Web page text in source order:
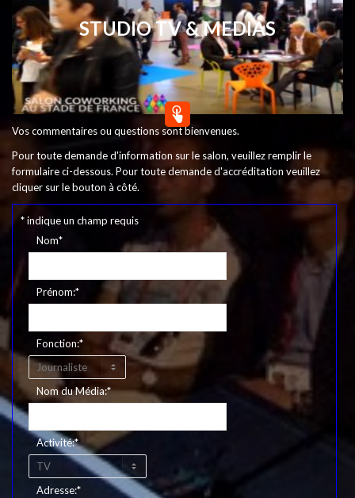
STUDIO TV & MEDIAS
Vos commentaires ou questions sont bienvenues.
Pour toute demande d'information sur le salon, veuillez remplir le
formulaire ci-dessous. Pour toute demande d'accréditation veuillez
cliquer sur le bouton à côté.
*indique un champ requis
Nom*
Prénom:*
Fonction:*
Nom du Média:*
Activité:*
Adresse:*